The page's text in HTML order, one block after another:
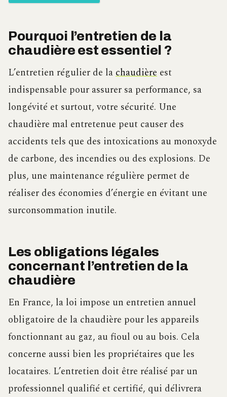
Pourquoi l’entretien de la
chaudière est essentiel ?
L’entretien régulier de lachaudière est
indispensable pour assurer sa performance, sa
longévité et surtout, votre sécurité. Une
chaudière mal entretenue peut causer des
accidents tels que des intoxications au monoxyde
de carbone, des incendies ou des explosions. De
plus, une maintenance régulière permet de
réaliser des économies d’énergie en évitant une
surconsommation inutile.
Les obligations légales
concernant l’entretien de la
chaudière
En France, la loi impose un entretien annuel
obligatoire de la chaudière pour les appareils
fonctionnant au gaz, au fioul ou au bois. Cela
concerne aussi bien les propriétaires que les
locataires. L’entretien doit être réalisé par un
professionnel qualifié et certifié, qui délivrera